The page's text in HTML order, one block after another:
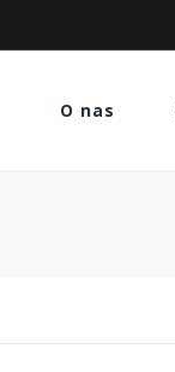
O nas